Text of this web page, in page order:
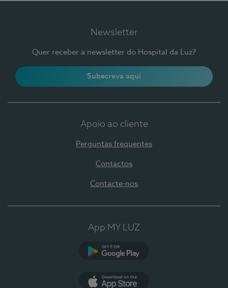
Newsletter
Quer receber a newsletter do Hospital da Luz?
Subscreva aqui
Apoio ao cliente
Perguntas frequentes
Contactos
Contacte-nos
App MY LUZ